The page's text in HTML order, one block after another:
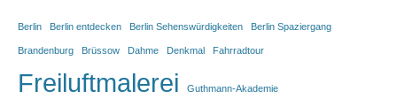
Berlin Berlin entdecken Berlin Sehenswürdigkeiten Berlin Spaziergang
Brandenburg Brüssow Dahme Denkmal Fahrradtour
Freiluftmalerei Guthmann-Akademie